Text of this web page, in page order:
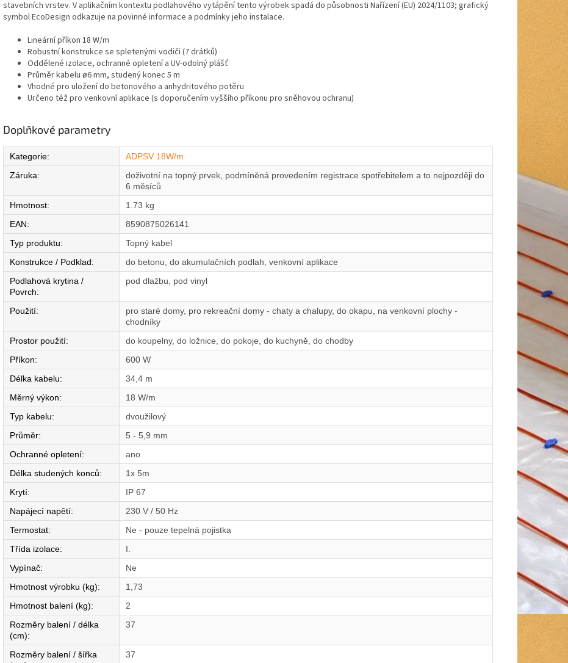
stavebních vrstev. V aplikačním kontextu podlahového vytápění tento výrobek spadá do působnosti Nařízení (EU) 2024/1103; grafický
symbol EcoDesign odkazuje na povinné informace a podmínky jeho instalace.
Lineární příkon 18 W/m
Robustní konstrukce se spletenými vodiči (7 drátků)
Oddělené izolace, ochranné opletení a UV‑odolný plášť
Průměr kabelu ø6 mm, studený konec 5 m
Vhodné pro uložení do betonového a anhydritového potěru
Určeno též pro venkovní aplikace (s doporučením vyššího příkonu pro sněhovou ochranu)
Doplňkové parametry
Kategorie:
ADPSV 18W/m
Záruka:
doživotní na topný prvek, podmíněná provedením registrace spotřebitelem a to nejpozději do
6 měsíců
Hmotnost:
1.73 kg
EAN:
8590875026141
Typ produktu:
Topný kabel
Konstrukce / Podklad:
do betonu, do akumulačních podlah, venkovní aplikace
Podlahová krytina /
Povrch:
pod dlažbu, pod vinyl
Použití:
pro staré domy, pro rekreační domy - chaty a chalupy, do okapu, na venkovní plochy -
chodníky
Prostor použití:
do koupelny, do ložnice, do pokoje, do kuchyně, do chodby
Příkon:
600 W
Délka kabelu:
34,4 m
Měrný výkon:
18 W/m
Typ kabelu:
dvoužilový
Průměr:
5 - 5,9 mm
Ochranné opletení:
ano
Délka studených konců:
1x 5m
Krytí:
IP 67
Napájecí napětí:
230 V / 50 Hz
Termostat:
Ne - pouze tepelná pojistka
Třída izolace:
I.
Vypínač:
Ne
Hmotnost výrobku (kg):
1,73
Hmotnost balení (kg):
2
Rozměry balení / délka
(cm):
37
Rozměry balení / šířka
37